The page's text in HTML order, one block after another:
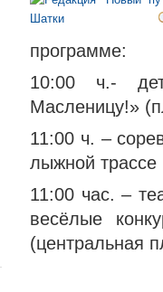
программе:
10:00 ч.-
Масленицу!»
11:00 ч. –
лыжной
11:00 час. –
весёлые
(центральная